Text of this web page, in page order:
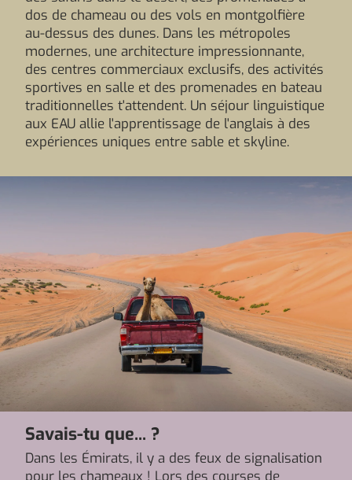
dos de chameau ou des vols en montgolfière
au-dessus des dunes. Dans les métropoles
modernes, une architecture impressionnante,
des centres commerciaux exclusifs, des activités
sportives en salle et des promenades en bateau
traditionnelles t'attendent. Un séjour linguistique
aux EAU allie l'apprentissage de l'anglais à des
expériences uniques entre sable et skyline.
Savais-tu que... ?
Dans les Émirats, il y a des feux de signalisation